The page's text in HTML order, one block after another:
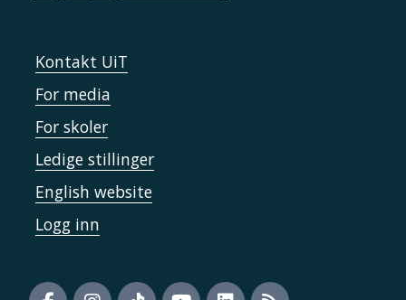
Kontakt UiT
For media
For skoler
Ledige stillinger
English website
Logg inn